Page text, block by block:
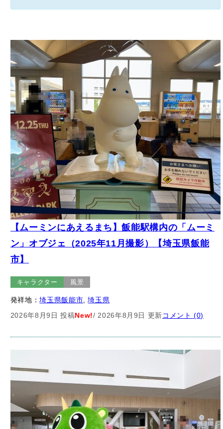
【ムーミンにあえるまち】飯能駅構内の「ムーミ
ン」オブジェ（2025年11月撮影）【埼玉県飯能
市】
キャラクター 風景
発祥地：埼玉県飯能市 , 埼玉県
2026年8月9日 投稿New!/ 2026年8月9日 更新コメント (0)